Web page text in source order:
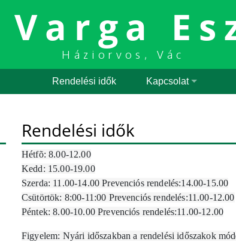
Háziorvos, Vác
Rendelési idők Kapcsolat
Rendelési idők
Hétfõ: 8.00-12.00
Kedd: 15.00-19.00
Szerda: 11.00-14.00 Prevenciós rendelés:14.00-15.00
Csütörtök: 8:00-11:00 Prevenciós rendelés:11.00-12.00
Péntek: 8.00-10.00 Prevenciós rendelés:11.00-12.00
Figyelem: Nyári időszakban a rendelési időszakok